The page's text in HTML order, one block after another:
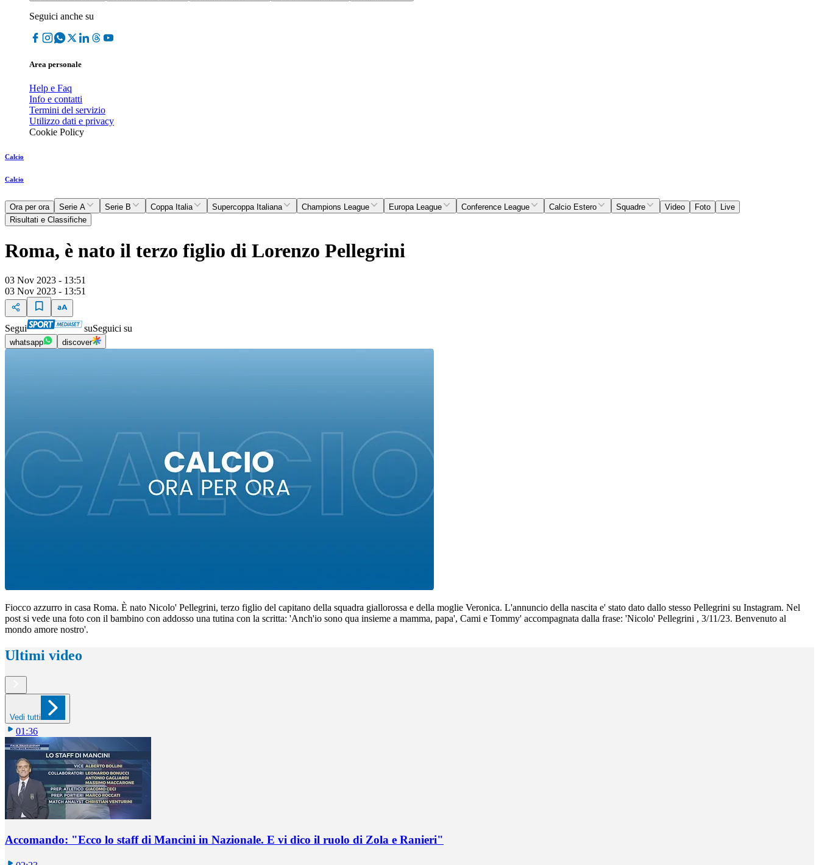
Seguici anche su
Area personale
Help e Faq
Info e contatti
Termini del servizio
Utilizzo dati e privacy
Cookie Policy
Calcio
Calcio
Ora per ora Serie A Serie B Coppa Italia Supercoppa Italiana Champions League Europa League Conference League Calcio Estero Squadre Video Foto
Live
Risultati e Classifiche
Roma, è nato il terzo figlio di Lorenzo Pellegrini
03 Nov 2023 - 13:51
03 Nov 2023 - 13:51
Segui suSeguici su
whatsapp discover
Fiocco azzurro in casa Roma. È nato Nicolo' Pellegrini, terzo figlio del capitano della squadra giallorossa e della moglie Veronica. L'annuncio della nascita e' stato dato dallo stesso Pellegrini su Instagram. Nel
post si vede una foto con il bambino con addosso una tutina con la scritta: 'Anch'io sono qua insieme a mamma, papa', Cami e Tommy' accompagnata dalla frase: 'Nicolo' Pellegrini , 3/11/23. Benvenuto al
mondo amore nostro'.
Ultimi video
Vedi tutti
01:36
Accomando: "Ecco lo staff di Mancini in Nazionale. E vi dico il ruolo di Zola e Ranieri"